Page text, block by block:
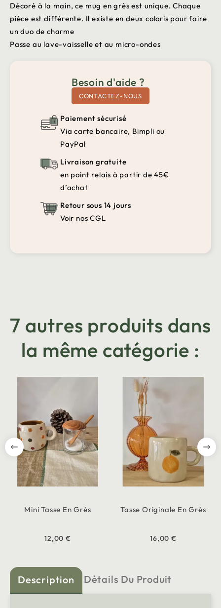
Décoré à la main, ce mug en grès est unique. Chaque
pièce est différente. Il existe en deux coloris pour faire
un duo de charme
Passe au lave-vaisselle et au micro-ondes
Besoin d'aide ?
CONTACTEZ-NOUS
Paiement sécurisé
Via carte bancaire, Bimpli ou
PayPal
Livraison gratuite
en point relais à partir de 45€
d’achat
Retour sous 14 jours
Voir nos CGL
7 autres produits dans
la même catégorie :
Mini Tasse En Grès
12,00 €
Tasse Originale En Grès
16,00 €
Description Détails Du Produit